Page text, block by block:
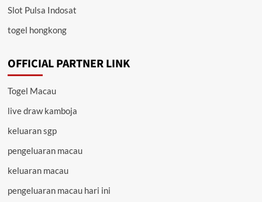
Slot Pulsa Indosat
togel hongkong
OFFICIAL PARTNER LINK
Togel Macau
live draw kamboja
keluaran sgp
pengeluaran macau
keluaran macau
pengeluaran macau hari ini